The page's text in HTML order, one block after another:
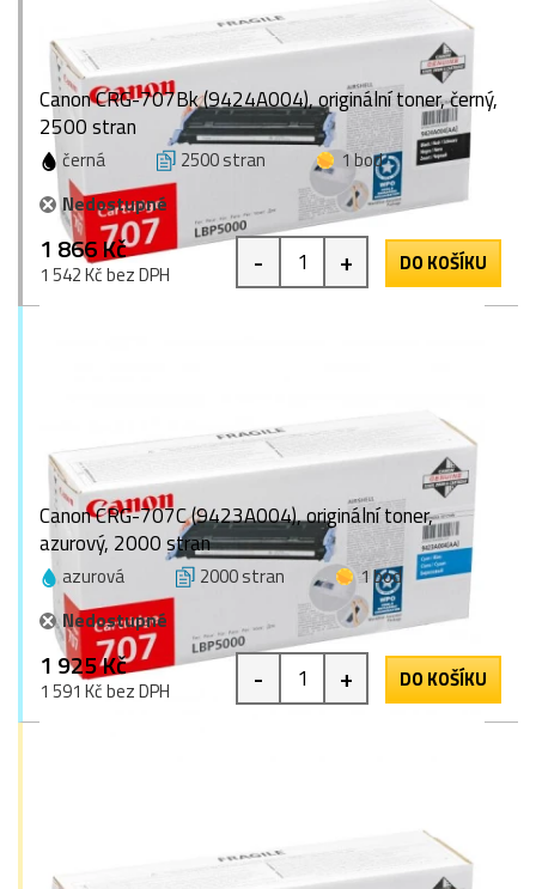
Canon CRG-707Bk (9424A004), originální toner, černý,
2500 stran
černá 2500 stran
1 bod
Nedostupné
1 866 Kč
1 542 Kč bez DPH - + DO KOŠÍKU
Canon CRG-707C (9423A004), originální toner,
azurový, 2000 stran
azurová 2000 stran
1 bod
Nedostupné
1 925 Kč
1 591 Kč bez DPH - + DO KOŠÍKU